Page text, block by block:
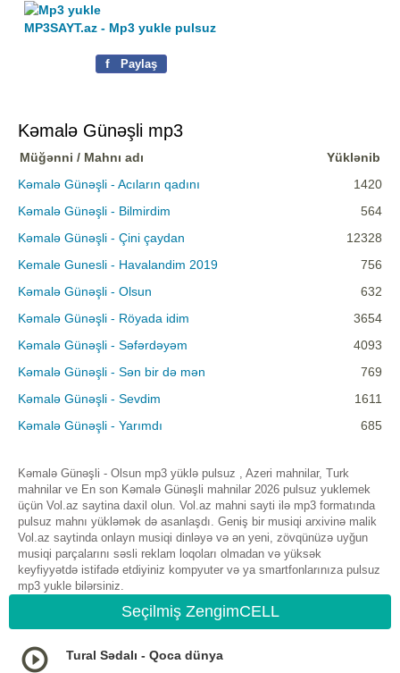
MP3SAYT.az - Mp3 yukle pulsuz
f Paylaş
Kəmalə Günəşli mp3
Müğənni / Mahnı adı
Yüklənib
Kəmalə Günəşli - Acıların qadını
1420
Kəmalə Günəşli - Bilmirdim
564
Kəmalə Günəşli - Çini çaydan
12328
Kemale Gunesli - Havalandim 2019
756
Kəmalə Günəşli - Olsun
632
Kəmalə Günəşli - Röyada idim
3654
Kəmalə Günəşli - Səfərdəyəm
4093
Kəmalə Günəşli - Sən bir də mən
769
Kəmalə Günəşli - Sevdim
1611
Kəmalə Günəşli - Yarımdı
685
Kəmalə Günəşli - Olsun mp3 yüklə pulsuz , Azeri mahnilar, Turk
mahnilar ve En son Kəmalə Günəşli mahnilar 2026 pulsuz yuklemek
üçün Vol.az saytina daxil olun. Vol.az mahni sayti ilə mp3 formatında
pulsuz mahnı yükləmək də asanlaşdı. Geniş bir musiqi arxivinə malik
Vol.az saytinda onlayn musiqi dinləyə və ən yeni, zövqünüzə uyğun
musiqi parçalarını səsli reklam loqoları olmadan və yüksək
keyfiyyətdə istifadə etdiyiniz kompyuter və ya smartfonlarınıza pulsuz
mp3 yukle bilərsiniz.
Seçilmiş ZengimCELL
Tural Sədalı - Qoca dünya